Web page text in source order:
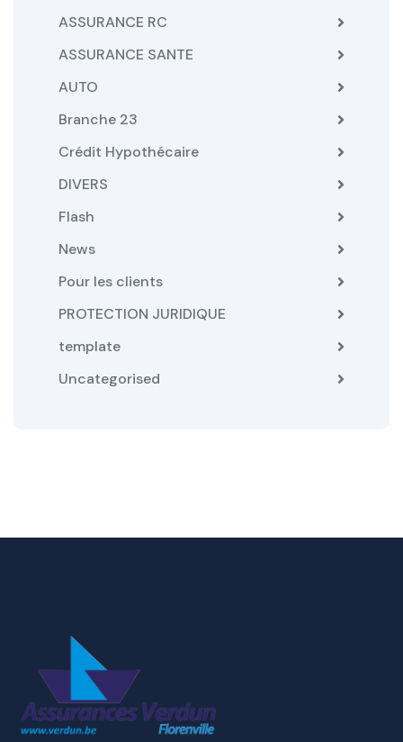
ASSURANCE RC
ASSURANCE SANTE
AUTO
Branche 23
Crédit Hypothécaire
DIVERS
Flash
News
Pour les clients
PROTECTION JURIDIQUE
template
Uncategorised